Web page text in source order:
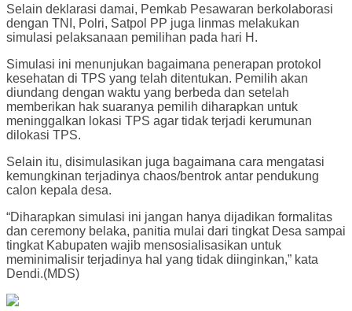
Selain deklarasi damai, Pemkab Pesawaran berkolaborasi
dengan TNI, Polri, Satpol PP juga linmas melakukan
simulasi pelaksanaan pemilihan pada hari H.
Simulasi ini menunjukan bagaimana penerapan protokol
kesehatan di TPS yang telah ditentukan. Pemilih akan
diundang dengan waktu yang berbeda dan setelah
memberikan hak suaranya pemilih diharapkan untuk
meninggalkan lokasi TPS agar tidak terjadi kerumunan
dilokasi TPS.
Selain itu, disimulasikan juga bagaimana cara mengatasi
kemungkinan terjadinya chaos/bentrok antar pendukung
calon kepala desa.
“Diharapkan simulasi ini jangan hanya dijadikan formalitas
dan ceremony belaka, panitia mulai dari tingkat Desa sampai
tingkat Kabupaten wajib mensosialisasikan untuk
meminimalisir terjadinya hal yang tidak diinginkan,” kata
Dendi.(MDS)